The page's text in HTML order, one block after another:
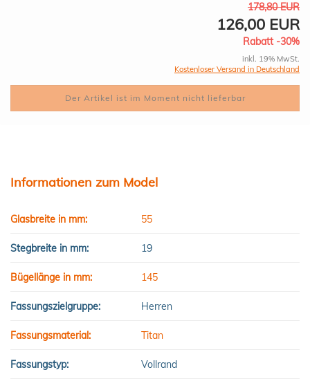
178,80 EUR
126,00 EUR
Rabatt -30%
inkl. 19% MwSt.
Kostenloser Versand in Deutschland
Informationen zum Model
Glasbreite in mm: 55
Stegbreite in mm: 19
Bügellänge in mm: 145
Fassungszielgruppe: Herren
Fassungsmaterial: Titan
Fassungstyp: Vollrand